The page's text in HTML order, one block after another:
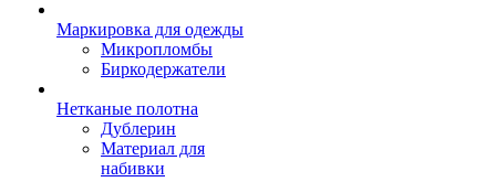
Маркировка для одежды
Микропломбы
Биркодержатели
Нетканые полотна
Дублерин
Материал для
набивки